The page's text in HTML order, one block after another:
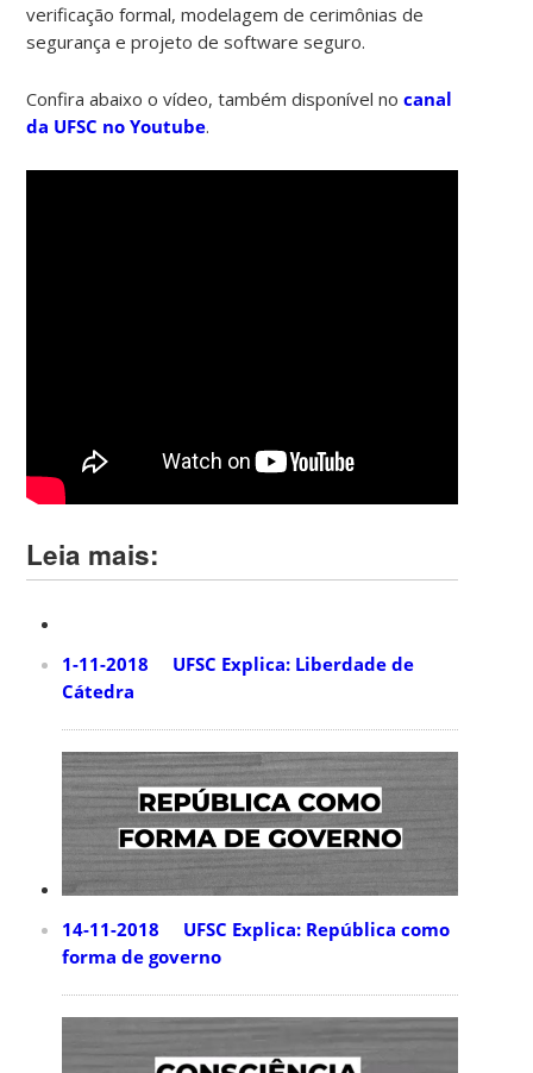
verificação formal, modelagem de cerimônias de
segurança e projeto de software seguro.
Confira abaixo o vídeo, também disponível nocanal
da UFSC no Youtube.
Leia mais:
1-11-2018 UFSC Explica: Liberdade de
Cátedra
14-11-2018 UFSC Explica: República como
forma de governo